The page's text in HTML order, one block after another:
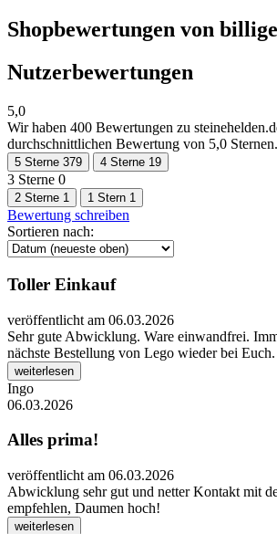
Shopbewertungen von
Nutzerbewertungen
5,0
Wir haben 400 Bewertungen zu
durchschnittlichen Bewertung von 5,0 Sternen.
5 Sterne 379 4 Sterne 19
3 Sterne 0
2 Sterne 1 1 Stern 1
Bewertung schreiben
Sortieren nach:
Toller Einkauf
veröffentlicht am 06.03.2026
Sehr gute Abwicklung. Ware einwandfrei.
nächste Bestellung von Lego wieder bei Euch.
weiterlesen
Ingo
06.03.2026
Alles prima!
veröffentlicht am 06.03.2026
Abwicklung sehr gut und netter Kontakt mit
empfehlen, Daumen hoch!
weiterlesen